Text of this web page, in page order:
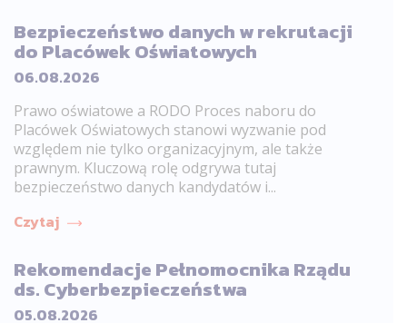
Bezpieczeństwo danych w rekrutacji
do Placówek Oświatowych
06.08.2026
Prawo oświatowe a RODO Proces naboru do
Placówek Oświatowych stanowi wyzwanie pod
względem nie tylko organizacyjnym, ale także
prawnym. Kluczową rolę odgrywa tutaj
bezpieczeństwo danych kandydatów i...
Czytaj
Rekomendacje Pełnomocnika Rządu
ds. Cyberbezpieczeństwa
05.08.2026